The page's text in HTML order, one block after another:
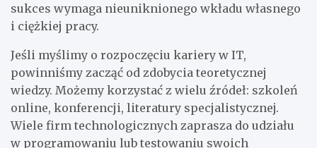
sukces wymaga nieuniknionego wkładu własnego
i ciężkiej pracy.
Jeśli myślimy o rozpoczęciu kariery w IT,
powinniśmy zacząć od zdobycia teoretycznej
wiedzy. Możemy korzystać z wielu źródeł: szkoleń
online, konferencji, literatury specjalistycznej.
Wiele firm technologicznych zaprasza do udziału
w programowaniu lub testowaniu swoich